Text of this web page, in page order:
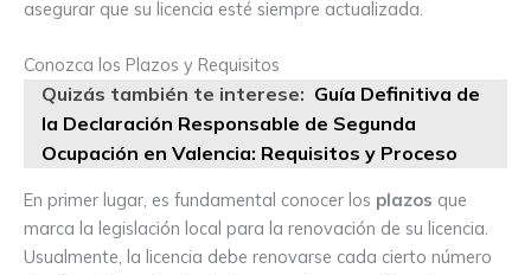
asegurar que su licencia esté siempre actualizada.
Conozca los Plazos y Requisitos
Quizás también te interese: Guía Definitiva de
la Declaración Responsable de Segunda
Ocupación en Valencia: Requisitos y Proceso
En primer lugar, es fundamental conocer los plazos que
marca la legislación local para la renovación de su licencia.
Usualmente, la licencia debe renovarse cada cierto número